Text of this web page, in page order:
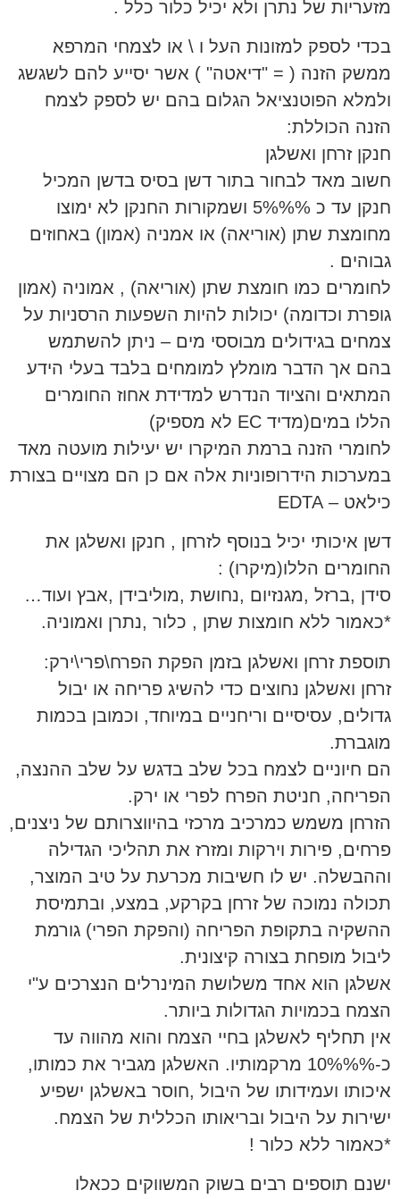
מזעריות של נתרן ולא יכיל כלור כלל .
בכדי לספק למזונות העל ו \ או לצמחי המרפא
ממשק הזנה ( = "דיאטה" ) אשר יסייע להם לשגשג
ולמלא הפוטנציאל הגלום בהם יש לספק לצמח
הזנה הכוללת:
חנקן זרחן ואשלגן
חשוב מאד לבחור בתור דשן בסיס בדשן המכיל
חנקן עד כ 5%%% ושמקורות החנקן לא ימוצו
מחומצת שתן (אוריאה) או אמניה (אמון) באחוזים
גבוהים .
לחומרים כמו חומצת שתן (אוריאה) , אמוניה (אמון
גופרת וכדומה) יכולות להיות השפעות הרסניות על
צמחים בגידולים מבוססי מים – ניתן להשתמש
בהם אך הדבר מומלץ למומחים בלבד בעלי הידע
המתאים והציוד הנדרש למדידת אחוז החומרים
הללו במים(מדיד EC לא מספיק)
לחומרי הזנה ברמת המיקרו יש יעילות מועטה מאד
במערכות הידרופוניות אלה אם כן הם מצויים בצורת
כילאט – EDTA
דשן איכותי יכיל בנוסף לזרחן , חנקן ואשלגן את
החומרים הללו(מיקרו) :
סידן ,ברזל ,מגנזיום ,נחושת ,מוליבידן ,אבץ ועוד…
*כאמור ללא חומצות שתן , כלור ,נתרן ואמוניה.
תוספת זרחן ואשלגן בזמן הפקת הפרח\פרי\ירק:
זרחן ואשלגן נחוצים כדי להשיג פריחה או יבול
גדולים, עסיסיים וריחניים במיוחד, וכמובן בכמות
מוגברת.
הם חיוניים לצמח בכל שלב בדגש על שלב ההנצה,
הפריחה, חניטת הפרח לפרי או ירק.
הזרחן משמש כמרכיב מרכזי בהיווצרותם של ניצנים,
פרחים, פירות וירקות ומזרז את תהליכי הגדילה
וההבשלה. יש לו חשיבות מכרעת על טיב המוצר,
תכולה נמוכה של זרחן בקרקע, במצע, ובתמיסת
ההשקיה בתקופת הפריחה (והפקת הפרי) גורמת
ליבול מופחת בצורה קיצונית.
אשלגן הוא אחד משלושת המינרלים הנצרכים ע"י
הצמח בכמויות הגדולות ביותר.
אין תחליף לאשלגן בחיי הצמח והוא מהווה עד
כ-10%%% מרקמותיו. האשלגן מגביר את כמותו,
איכותו ועמידותו של היבול ,חוסר באשלגן ישפיע
ישירות על היבול ובריאותו הכללית של הצמח.
*כאמור ללא כלור !
ישנם תוספים רבים בשוק המשווקים ככאלו